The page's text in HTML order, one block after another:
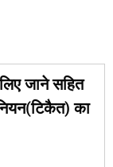
जाने सहित
का